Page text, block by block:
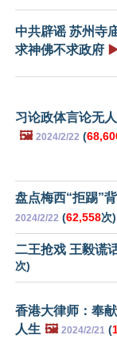
中共辟谣 苏州寺
求神佛不求政府
习论政体言论无
🖼️ 2024/2/22 (
盘点梅西“拒踢”
2024/2/22 (62,558次)
二王抢戏 王毅谎
次)
香港大律师：奉
人生 🖼️ 2024/2/21 (